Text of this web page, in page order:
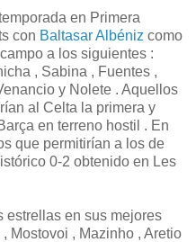
en Primera
con Baltasar Albéniz como
a los siguientes :
, Sabina , Fuentes ,
y Nolete . Aquellos
al Celta la primera y
en terreno hostil . En
que permitirían a los de
0-2 obtenido en Les
estrellas en sus mejores
Mostovoi , Mazinho , Aretio